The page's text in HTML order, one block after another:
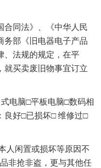
合同法》、《中华人民
务部《旧电器电子产品
、法规的规定，在平
就买卖废旧物事宜订立
电脑□平板电脑□数码相
良好□已损坏□ 维修过□
人闲置或损坏等原因不
非抢非盗，更与其他任